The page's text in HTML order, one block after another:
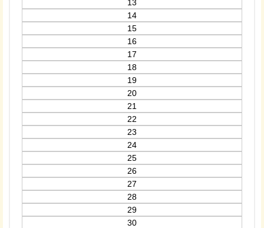
13
14
15
16
17
18
19
20
21
22
23
24
25
26
27
28
29
30